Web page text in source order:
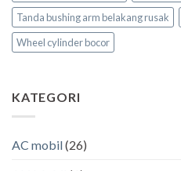
Tanda bushing arm belakang rusak
Wheel cylinder bocor
KATEGORI
AC mobil(26)